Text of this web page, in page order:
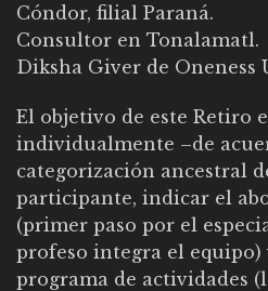
Cóndor, filial Paraná.
Consultor en Tonalamatl.
Diksha Giver de Oneness
El objetivo de este Retiro
individualmente –de
categorización ancestral
participante, indicar el
(primer paso por el
profeso integra el
programa de actividades